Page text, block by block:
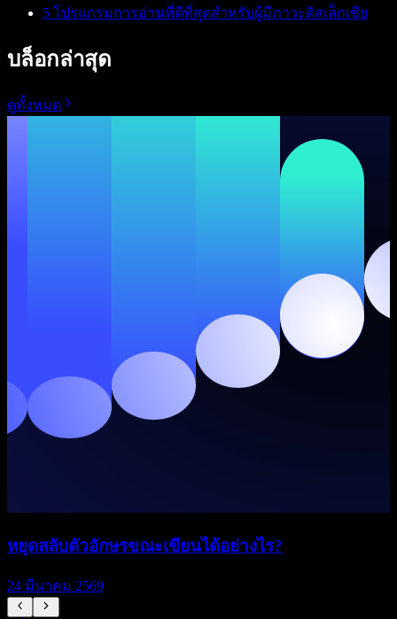
5 โปรแกรมการอ่านที่ดีที่สุดสำหรับผู้มีภาวะดิสเล็กเซีย
บล็อกล่าสุด
ดูทั้งหมด
หยุดสลับตัวอักษรขณะเขียนได้อย่างไร?
24 มีนาคม 2569